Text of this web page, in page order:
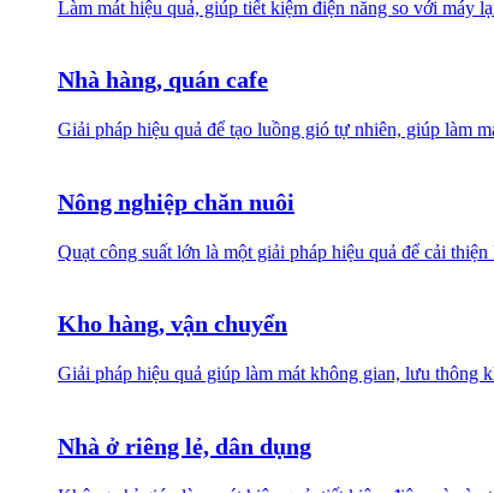
Làm mát hiệu quả, giúp tiết kiệm điện năng so với máy
Nhà hàng, quán cafe
Giải pháp hiệu quả để tạo luồng gió tự nhiên, giúp làm
Nông nghiệp chăn nuôi
Quạt công suất lớn là một giải pháp hiệu quả để cải
Kho hàng, vận chuyển
Giải pháp hiệu quả giúp làm mát không gian, lưu thông
Nhà ở riêng lẻ, dân dụng